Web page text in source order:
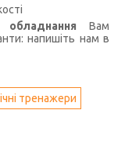
Вам
напишіть нам в
тренажери